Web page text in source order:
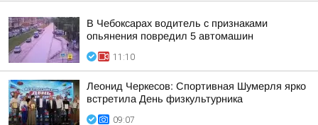
В Чебоксарах водитель с признаками
опьянения повредил 5 автомашин
11:10
Леонид Черкесов: Спортивная Шумерля ярко
встретила День физкультурника
09:07